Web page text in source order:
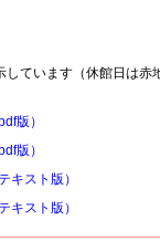
ています（休館日は赤
版）
版）
キスト版）
キスト版）